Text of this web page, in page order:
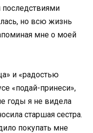
но всю жизнь
мне о моей
и «радостью
«подай-принеси»,
годы я не видела
старшая сестра.
покупать мне